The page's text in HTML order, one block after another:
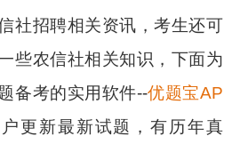
社招聘相关资讯，考生还可
些农信社相关知识，下面为
备考的实用软件--优题宝AP
更新最新试题，有历年真